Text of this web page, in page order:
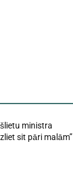
ministra
sit pāri malām”